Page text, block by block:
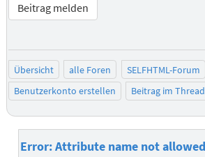
Beitrag melden
Übersicht alle Foren SELFHTML-Forum
Benutzerkonto erstellen
Beitrag im
Error: Attribute name not